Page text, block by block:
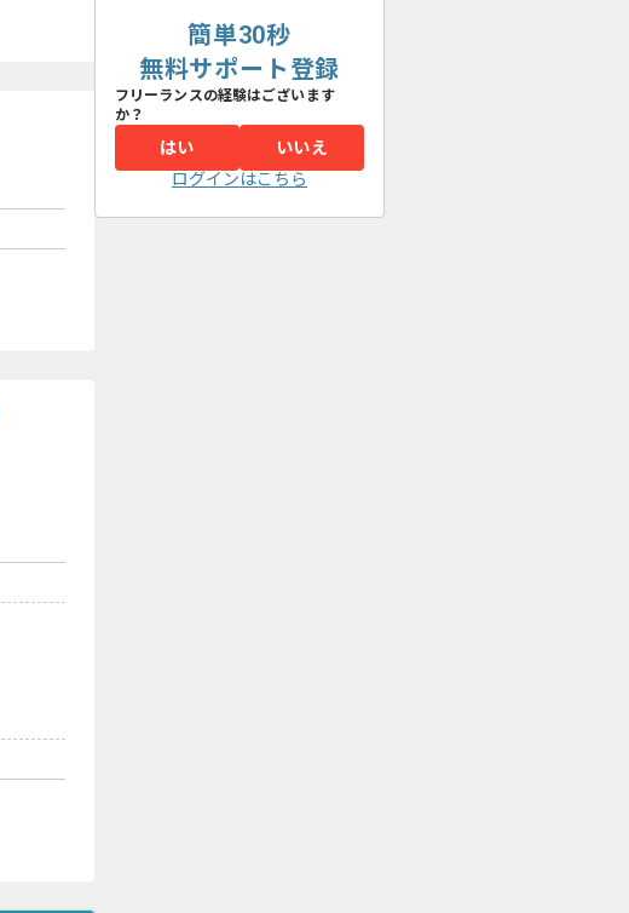
簡単30秒
無料サポート登録
フリーランスの経験はございます
か？
はい
いいえ
ログインはこちら